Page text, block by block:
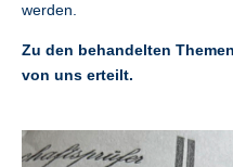
werden.
Zu den behandelten
von uns erteilt.